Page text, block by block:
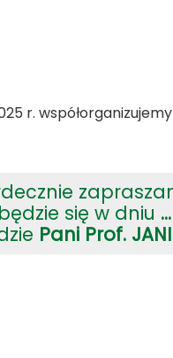
r.
się w dniu
Pani Prof.